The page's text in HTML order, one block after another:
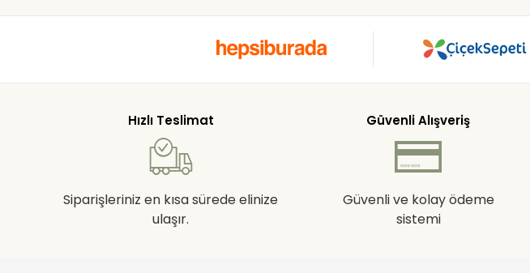
Hızlı Teslimat
Siparişleriniz en kısa sürede elinize
ulaşır.
Güvenli Alışveriş
Güvenli ve kolay ödeme
sistemi